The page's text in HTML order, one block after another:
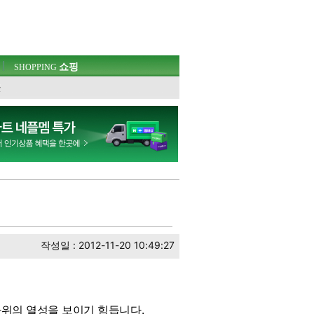
SHOPPING 쇼핑
작성일 : 2012-11-20 10:49:27
의 열성을 보이기 힘듭니다.